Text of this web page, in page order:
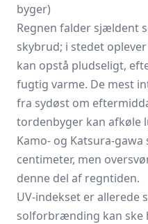
byger)
Regnen falder sjældent
skybrud; i stedet
kan opstå pludseligt,
fugtig varme. De mest
fra sydøst om
tordenbyger kan afkøle
Kamo- og Katsura-
centimeter, men
denne del af regntiden.
UV-indekset er allerede
solforbrænding kan ske